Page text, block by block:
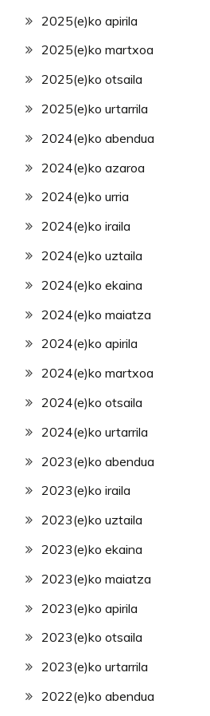
2025(e)ko apirila
2025(e)ko martxoa
2025(e)ko otsaila
2025(e)ko urtarrila
2024(e)ko abendua
2024(e)ko azaroa
2024(e)ko urria
2024(e)ko iraila
2024(e)ko uztaila
2024(e)ko ekaina
2024(e)ko maiatza
2024(e)ko apirila
2024(e)ko martxoa
2024(e)ko otsaila
2024(e)ko urtarrila
2023(e)ko abendua
2023(e)ko iraila
2023(e)ko uztaila
2023(e)ko ekaina
2023(e)ko maiatza
2023(e)ko apirila
2023(e)ko otsaila
2023(e)ko urtarrila
2022(e)ko abendua